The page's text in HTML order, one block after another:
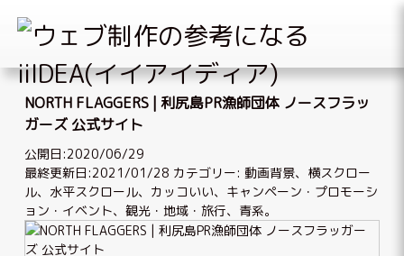
Skip
content
NORTH FLAGGERS | 利尻島PR漁師団体 ノースフラッ
ガーズ 公式サイト
公開日:2020/06/29
最終更新日:2021/01/28 カテゴリー: 動画背景、 横スクロー
ル、水平スクロール、 カッコいい、 キャンペーン・プロモーシ
ョン・イベント、観光・地域・旅行、 青系。